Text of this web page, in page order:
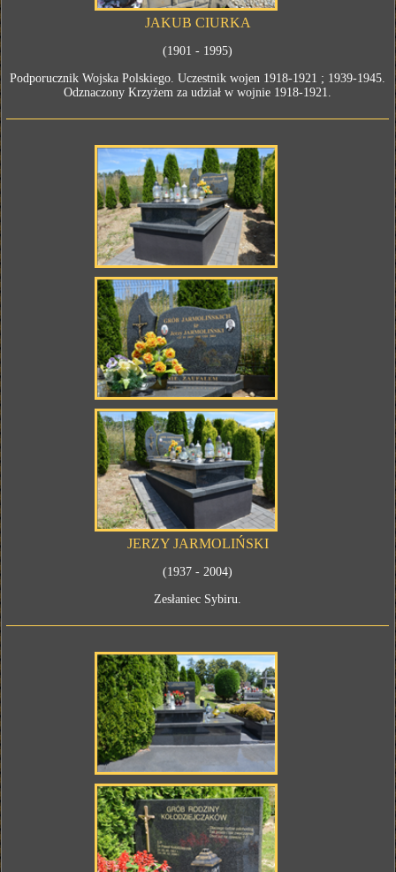
JAKUB CIURKA
(1901 - 1995)
Podporucznik Wojska Polskiego. Uczestnik wojen 1918-1921 ; 1939-1945.
Odznaczony Krzyżem za udział w wojnie 1918-1921.
JERZY JARMOLIŃSKI
(1937 - 2004)
Zesłaniec Sybiru.